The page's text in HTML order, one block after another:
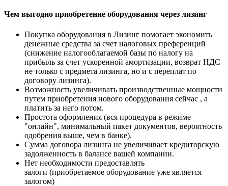
Чем выгодно приобретение оборудования через лизинг
Покупка оборудования в Лизинг помогает экономить
денежные средства за счет налоговых преференций
(снижение налогооблагаемой базы по налогу на
прибыль за счет ускоренной амортизации, возврат НДС
не только с предмета лизинга, но и с переплат по
договору лизинга).
Возможность увеличивать производственные мощности
путем приобретения нового оборудования сейчас , а
платить за него потом.
Простота оформления (вся процедура в режиме
"онлайн", минимальный пакет документов, вероятность
одобрения выше, чем в банке).
Сумма договора лизинга не увеличивает кредиторскую
задолженность в балансе вашей компании.
Нет необходимости предоставлять
залоги (приобретаемое оборудование уже является
залогом)